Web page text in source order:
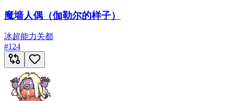
魔墙人偶（伽勒尔的样子）
冰超能力关都
#124